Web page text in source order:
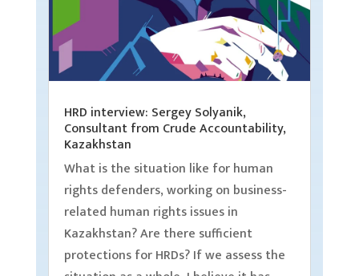
HRD interview: Sergey Solyanik,
Consultant from Crude Accountability,
Kazakhstan
What is the situation like for human
rights defenders, working on business-
related human rights issues in
Kazakhstan? Are there sufficient
protections for HRDs? If we assess the